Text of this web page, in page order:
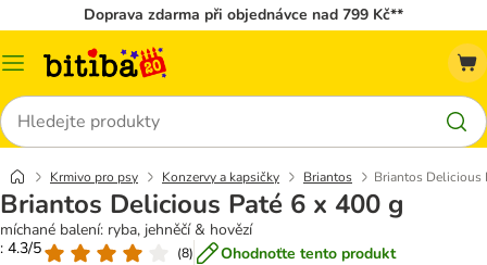
Doprava zdarma při objednávce nad 799 Kč**
Kategorie
Hledat
Krmivo pro psy Konzervy a kapsičky Briantos Briantos Delicious
Briantos Delicious Paté 6 x 400 g
míchané balení: ryba, jehněčí & hovězí
: 4.3/5
(8) Ohodnoťte tento produkt